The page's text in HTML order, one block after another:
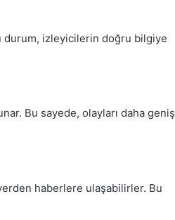
durum, izleyicilerin doğru bilgiye
Bu sayede, olayları daha geniş
haberlere ulaşabilirler. Bu